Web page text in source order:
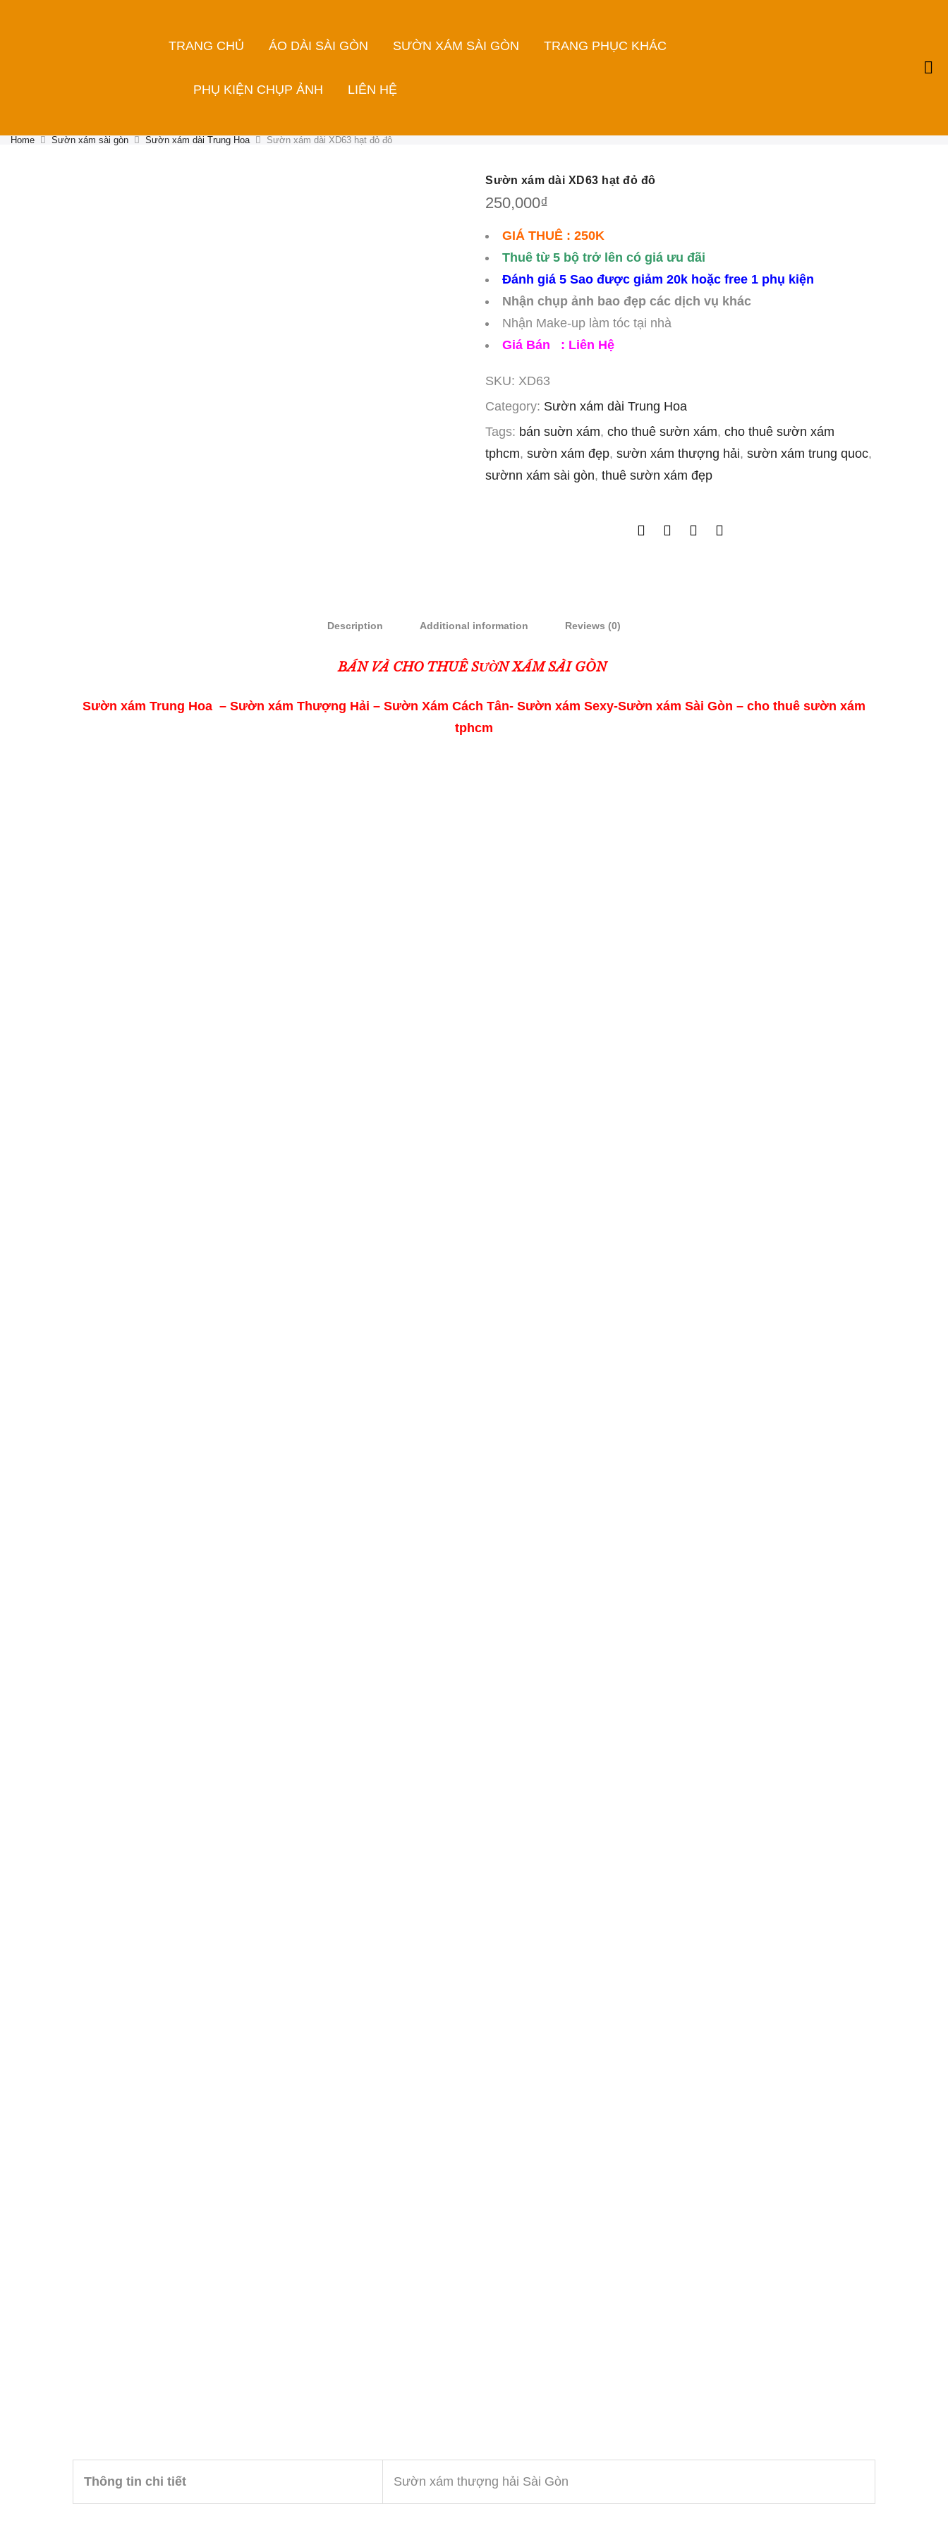
TRANG CHỦ ÁO DÀI SÀI GÒN SƯỜN XÁM SÀI GÒN TRANG PHỤC KHÁC
PHỤ KIỆN CHỤP ẢNH LIÊN HỆ
Home Sườn xám sài gòn Sườn xám dài Trung Hoa Sườn xám dài XD63 hạt đỏ đô
Sườn xám dài XD63 hạt đỏ đô
250,000₫
GIÁ THUÊ : 250K
Thuê từ 5 bộ trở lên có giá ưu đãi
Đánh giá 5 Sao được giảm 20k hoặc free 1 phụ kiện
Nhận chụp ảnh bao đẹp các dịch vụ khác
Nhận Make-up làm tóc tại nhà
Giá Bán : Liên Hệ
SKU: XD63
Category: Sườn xám dài Trung Hoa
Tags: bán suờn xám, cho thuê sườn xám, cho thuê sườn xám
tphcm, sườn xám đẹp, sườn xám thượng hải, sườn xám trung quoc,
sườnn xám sài gòn, thuê sườn xám đẹp
Description Additional information Reviews (0)
BÁN VÀ CHO THUÊ SƯỜN XÁM SÀI GÒN
Sườn xám Trung Hoa – Sườn xám Thượng Hải – Sườn Xám Cách Tân- Sườn xám Sexy-Sườn xám Sài Gòn – cho thuê sườn xám
tphcm
Thông tin chi tiết Sườn xám thượng hải Sài Gòn